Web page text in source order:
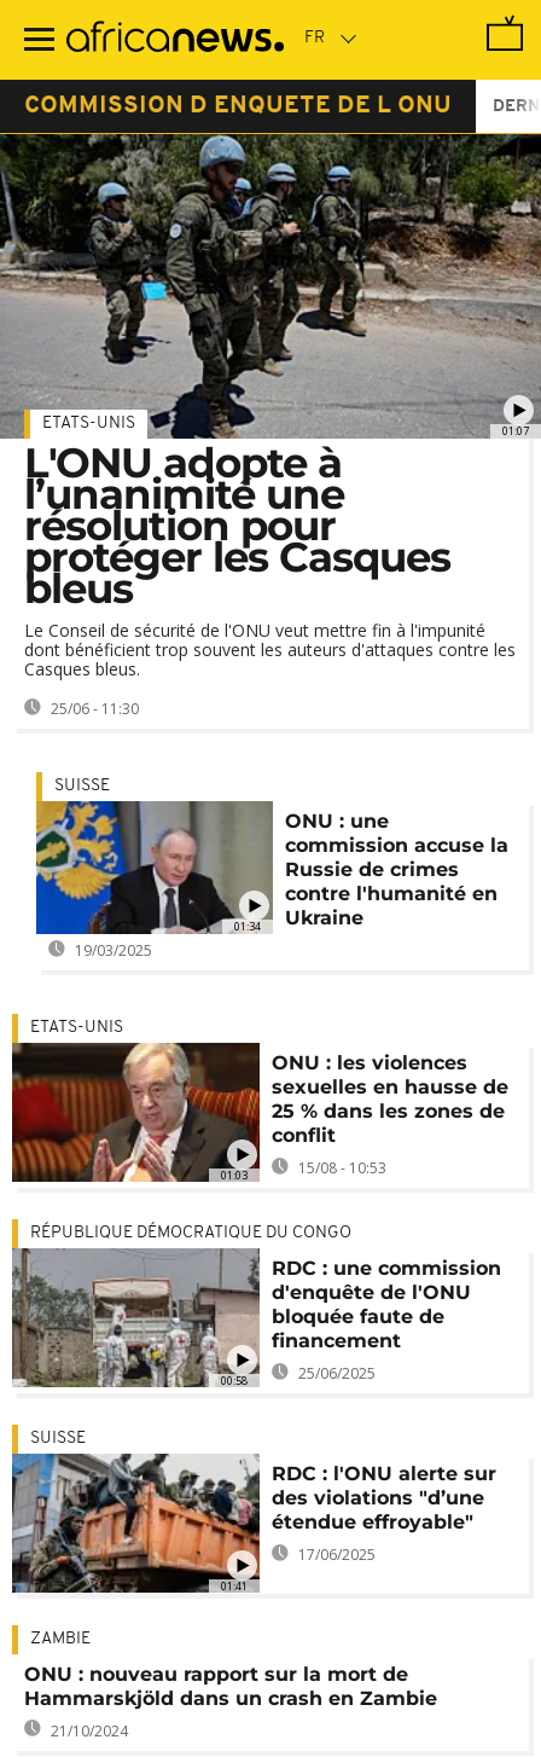
contenu
COMMISSION D ENQUETE DE L ONU
01:07
ETATS-UNIS
L'ONU adopte à
l’unanimité une
résolution pour
protéger les Casques
bleus
Le Conseil de sécurité de l'ONU veut mettre fin à l'impunité
dont bénéficient trop souvent les auteurs d'attaques contre les
Casques bleus.
25/06 - 11:30
01:34
SUISSE
ONU : une
commission accuse la
Russie de crimes
contre l'humanité en
Ukraine
19/03/2025
01:03
ETATS-UNIS
ONU : les violences
sexuelles en hausse de
25 % dans les zones de
conflit
15/08 - 10:53
00:58
RÉPUBLIQUE DÉMOCRATIQUE DU CONGO
RDC : une commission
d'enquête de l'ONU
bloquée faute de
financement
25/06/2025
01:41
SUISSE
RDC : l'ONU alerte sur
des violations "d’une
étendue effroyable"
17/06/2025
ZAMBIE
ONU : nouveau rapport sur la mort de
Hammarskjöld dans un crash en Zambie
21/10/2024